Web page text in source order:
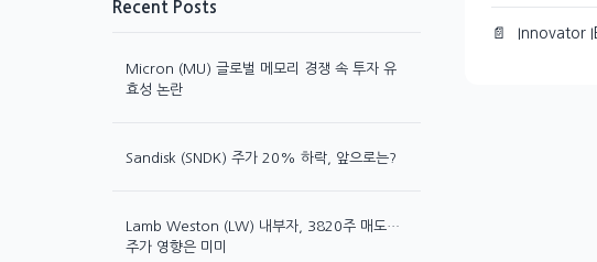
Recent Posts
Micron (MU) 글로벌 메모리 경쟁 속 투자 유
효성 논란
Sandisk (SNDK) 주가 20% 하락, 앞으로는?
Lamb Weston (LW) 내부자, 3820주 매도…
주가 영향은 미미
📄 Innovator